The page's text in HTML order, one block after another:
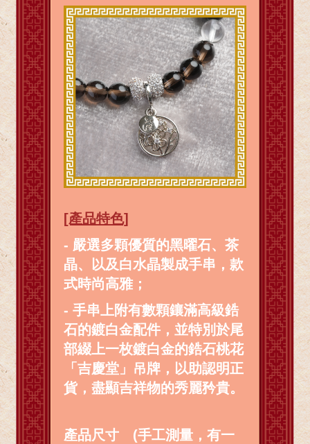
[產品特色]
- 嚴選多顆優質的黑曜石、茶
晶、以及白水晶製成手串，款
式時尚高雅；
- 手串上附有數顆鑲滿高級鋯
石的鍍白金配件，並特別於尾
部綴上一枚鍍白金的鋯石桃花
「吉慶堂」吊牌，以助認明正
貨，盡顯吉祥物的秀麗矜貴。
產品尺寸 (手工測量，有一